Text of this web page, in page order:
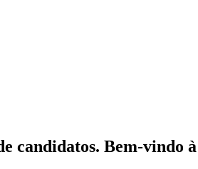
candidatos. Bem-vindo